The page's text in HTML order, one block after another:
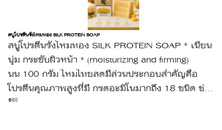
สบู่โปรตีนรังไหมทอง SILK PROTEIN SOAP
สบู่โปรตีนรังไหมทอง SILK PROTEIN SOAP * เนียน
นุ่ม กระชับผิวหน้า * (moisturizing and firming)
นน.100 กรัม ไหมไทยสดมีส่วนประกอบสำคัญคือ
โปรตีนคุณภาพสูงที่มี กรดอะมิโนมากถึง 18 ชนิด ช่...
฿80